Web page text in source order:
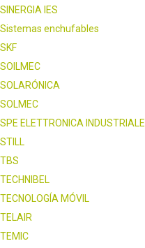
SINERGIA IES
Sistemas enchufables
SKF
SOILMEC
SOLARÓNICA
SOLMEC
SPE ELETTRONICA INDUSTRIALE
STILL
TBS
TECHNIBEL
TECNOLOGÍA MÓVIL
TELAIR
TEMIC